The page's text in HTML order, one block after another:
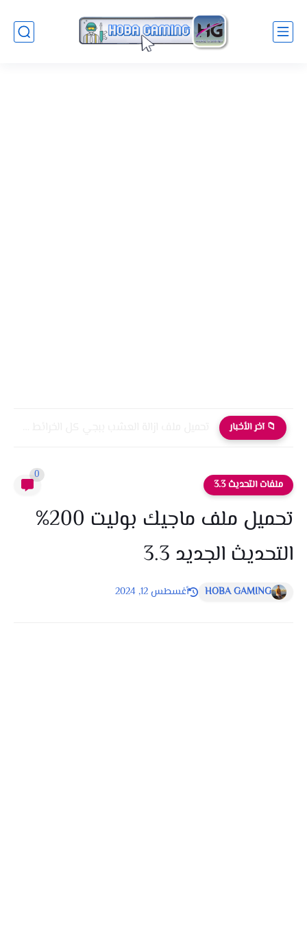
📁 آخر الأخبار
ملفات التحديث 3.3
0
تحميل ملف ماجيك بوليت 200%
التحديث الجديد 3.3
HOBA GAMING أغسطس 12, 2024